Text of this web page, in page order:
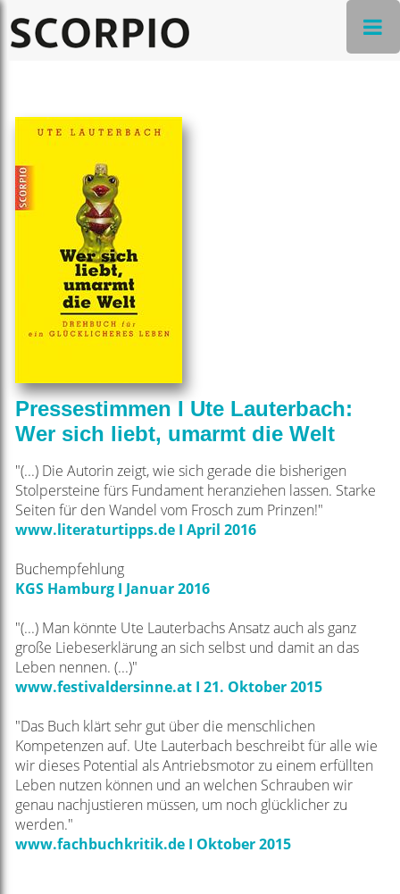
Pressestimmen I Ute Lauterbach:
Wer sich liebt, umarmt die Welt
"(...) Die Autorin zeigt, wie sich gerade die bisherigen
Stolpersteine fürs Fundament heranziehen lassen. Starke
Seiten für den Wandel vom Frosch zum Prinzen!"
www.literaturtipps.de I April 2016
Buchempfehlung
KGS Hamburg I Januar 2016
"(...) Man könnte Ute Lauterbachs Ansatz auch als ganz
große Liebeserklärung an sich selbst und damit an das
Leben nennen. (...)"
www.festivaldersinne.at I 21. Oktober 2015
"Das Buch klärt sehr gut über die menschlichen
Kompetenzen auf. Ute Lauterbach beschreibt für alle wie
wir dieses Potential als Antriebsmotor zu einem erfüllten
Leben nutzen können und an welchen Schrauben wir
genau nachjustieren müssen, um noch glücklicher zu
werden."
www.fachbuchkritik.de I Oktober 2015